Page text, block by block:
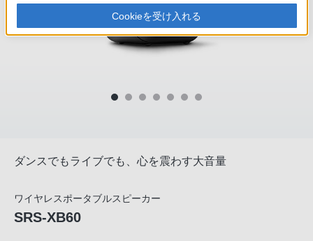
ダンスでもライブでも、心を震わす大音量
ワイヤレスポータブルスピーカー
SRS-XB60
Cookieを受け入れる